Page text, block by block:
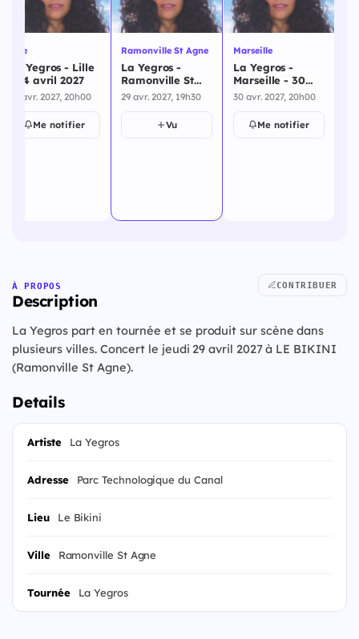
Lille
La Yegros - Lille
- 24 avril 2027
24 avr. 2027, 20h00
Me notifier
Ramonville St Agne
La Yegros -
Ramonville St
Agne - 29 avril
29 avr. 2027, 19h30
Vu
Marseille
La Yegros -
Marseille - 30
avril 2027
30 avr. 2027, 20h00
Me notifier
À PROPOS
Description
CONTRIBUER
La Yegros part en tournée et se produit sur scène dans
plusieurs villes. Concert le jeudi 29 avril 2027 à LE BIKINI
(Ramonville St Agne).
Details
Artiste La Yegros
Adresse Parc Technologique du Canal
Lieu Le Bikini
Ville Ramonville St Agne
Tournée La Yegros